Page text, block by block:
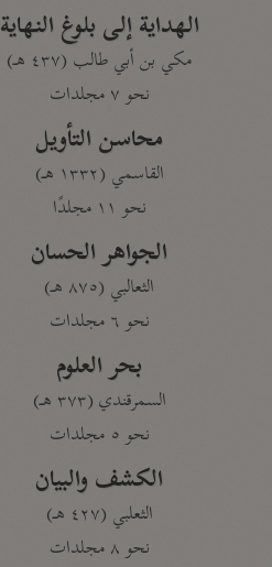
الهداية إلى بلوغ النهاية
مكي بن أبي طالب (٤٣٧ هـ)
نحو ٧ مجلدات
محاسن التأويل
القاسمي (١٣٣٢ هـ)
نحو ١١ مجلدًا
الجواهر الحسان
الثعالبي (٨٧٥ هـ)
نحو ٦ مجلدات
بحر العلوم
السمرقندي (٣٧٣ هـ)
نحو ٥ مجلدات
الكشف والبيان
الثعلبي (٤٢٧ هـ)
نحو ٨ مجلدات